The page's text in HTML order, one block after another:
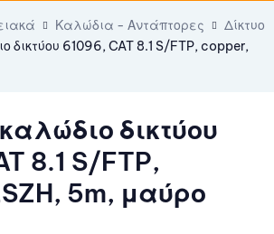
Καλώδια - Αντάπτορες
Δίκτυο
δικτύου 61096, CAT 8.1 S/FTP, copper,
δικτύου
8.1 S/FTP,
5m, μαύρο